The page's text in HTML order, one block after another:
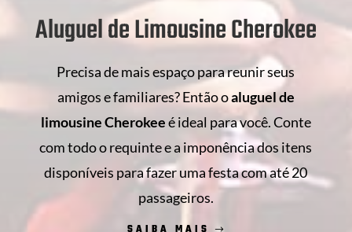
Aluguel de Limousine Cherokee
Precisa de mais espaço para reunir seus
amigos e familiares? Então oaluguel de
limousine Cherokeeé ideal para você. Conte
com todo o requinte e a imponência dos itens
disponíveis para fazer uma festa com até 20
passageiros.